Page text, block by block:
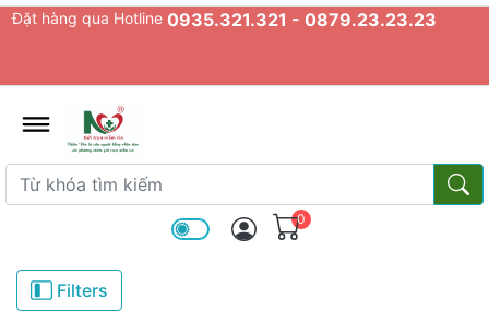
Đặt hàng qua Hotline 0935.321.321 - 0879.23.23.23
Từ khóa tìm kiếm
Từ
0
Filters